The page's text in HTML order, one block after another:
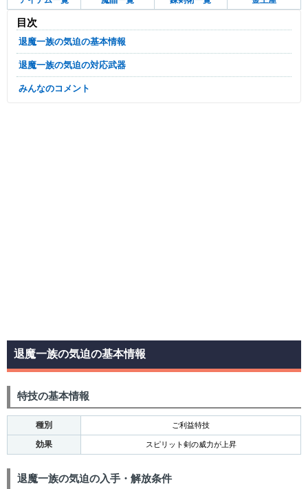
目次
退魔一族の気迫の基本情報
退魔一族の気迫の対応武器
みんなのコメント
退魔一族の気迫の基本情報
特技の基本情報
種別 ご利益特技
効果 スピリット剣の威力が上昇
退魔一族の気迫の入手・解放条件